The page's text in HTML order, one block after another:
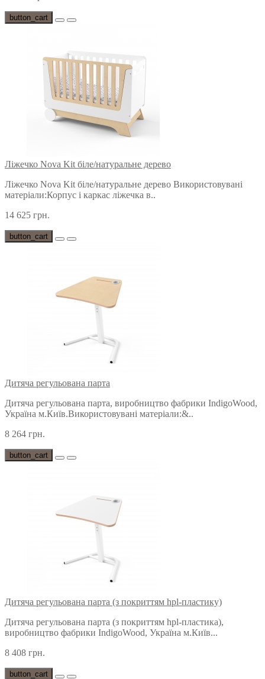
button_cart
Ліжечко Nova Kit біле/натуральне дерево
Ліжечко Nova Kit біле/натуральне дерево Використовувані
матеріали:Корпус і каркас ліжечка в..
14 625 грн.
button_cart
Дитяча регульована парта
Дитяча регульована парта, виробництво фабрики IndigoWood,
Україна м.Київ.Використовувані матеріали:&..
8 264 грн.
button_cart
Дитяча регульована парта (з покриттям hpl-пластику)
Дитяча регульована парта (з покриттям hpl-пластика),
виробництво фабрики IndigoWood, Україна м.Київ...
8 408 грн.
button_cart